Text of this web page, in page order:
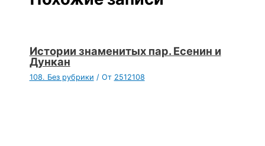
Истории знаменитых пар. Есенин и
Дункан
108. Без рубрики / От 2512108